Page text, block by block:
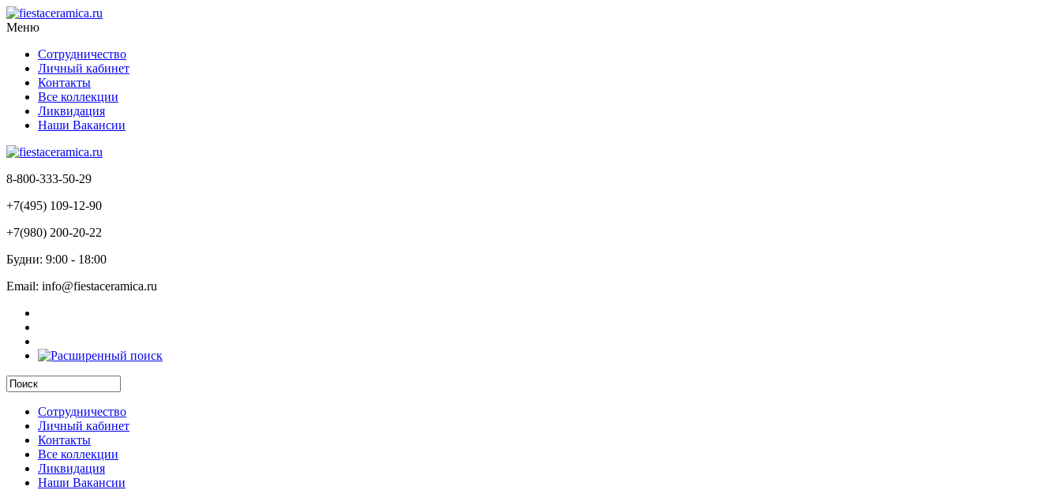
Меню
Сотрудничество
Личный кабинет
Контакты
Все коллекции
Ликвидация
Наши Вакансии
8-800-333-50-29
+7(495) 109-12-90
+7(980) 200-20-22
Будни: 9:00 - 18:00
Email: info@fiestaceramica.ru
Сотрудничество
Личный кабинет
Контакты
Все коллекции
Ликвидация
Наши Вакансии